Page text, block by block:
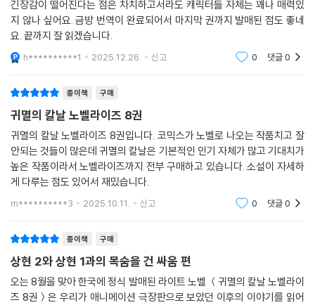
긴장감이 떨어진다는 점은 차치하고서라도 캐릭터들 자체는 꽤나 매력있
지 않나 싶어요. 금방 번역이 완료되어서 마지막 권까지 발매된 점도 좋네
요. 끝까지 잘 읽겠습니다.
h**********1 2025.12.26. 신고 0 댓글0
종이책 구매
귀멸의 칼날 노벨라이즈 8권
귀멸의 칼날 노벨라이즈 8권입니다. 코믹스가 노벨로 나오는 작품치고 잘
안되는 것들이 많은데 귀멸의 칼날은 기본적인 인기 자체가 많고 기대치가
높은 작품이라서 노벨라이즈까지 전부 구매하고 있습니다. 소설이 자세하
게 다루는 점도 있어서 재밌습니다.
m**********3 2025.10.11. 신고 0 댓글0
종이책 구매
상현 2와 상현 1과의 목숨을 건 싸움 편
오는 8월을 맞아 한국에 정식 발매된 라이트 노벨 ＜귀멸의 칼날 노벨라이
즈 8권＞은 우리가 애니메이션 극장판으로 보았던 이후의 이야기를 읽어